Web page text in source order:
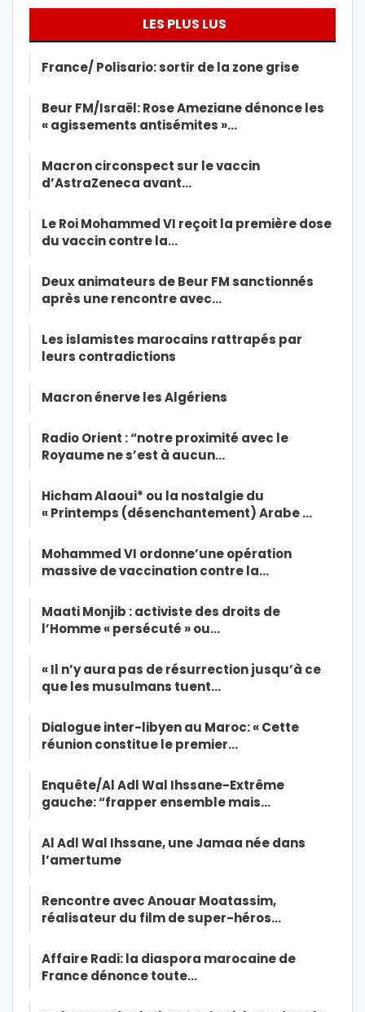
LES PLUS LUS
France/ Polisario: sortir de la zone grise
Beur FM/Israël: Rose Ameziane dénonce les
« agissements antisémites »…
Macron circonspect sur le vaccin
d’AstraZeneca avant…
Le Roi Mohammed VI reçoit la première dose
du vaccin contre la…
Deux animateurs de Beur FM sanctionnés
après une rencontre avec…
Les islamistes marocains rattrapés par
leurs contradictions
Macron énerve les Algériens
Radio Orient : “notre proximité avec le
Royaume ne s’est à aucun…
Hicham Alaoui* ou la nostalgie du
« Printemps (désenchantement) Arabe …
Mohammed VI ordonne’une opération
massive de vaccination contre la…
Maati Monjib : activiste des droits de
l’Homme « persécuté » ou…
« Il n’y aura pas de résurrection jusqu’à ce
que les musulmans tuent…
Dialogue inter-libyen au Maroc: « Cette
réunion constitue le premier…
Enquête/Al Adl Wal Ihssane-Extrême
gauche: “frapper ensemble mais…
Al Adl Wal Ihssane, une Jamaa née dans
l’amertume
Rencontre avec Anouar Moatassim,
réalisateur du film de super-héros…
Affaire Radi: la diaspora marocaine de
France dénonce toute…